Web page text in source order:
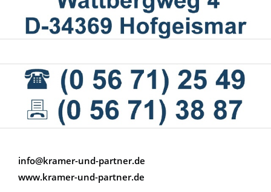
info@kramer-und-partner.de
www.kramer-und-partner.de